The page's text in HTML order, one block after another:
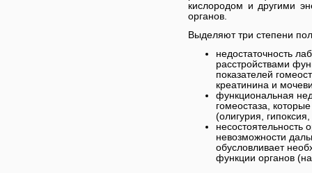
кислородом и другими
органов.
Выделяют три степени
недостаточность
расстройствами
показателей
креатинина и
функциональная
гомеостаза,
(олигурия,
несостоятельность
невозможности
обусловливает
функции органов